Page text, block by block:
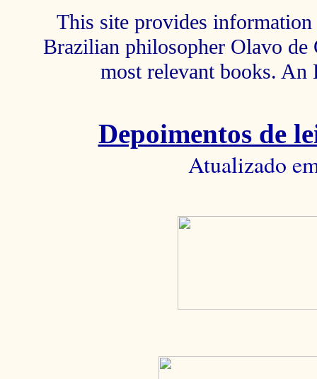
This site provides
Brazilian philosopher Olavo de
most relevant books.
Depoimentos de
Atualizado